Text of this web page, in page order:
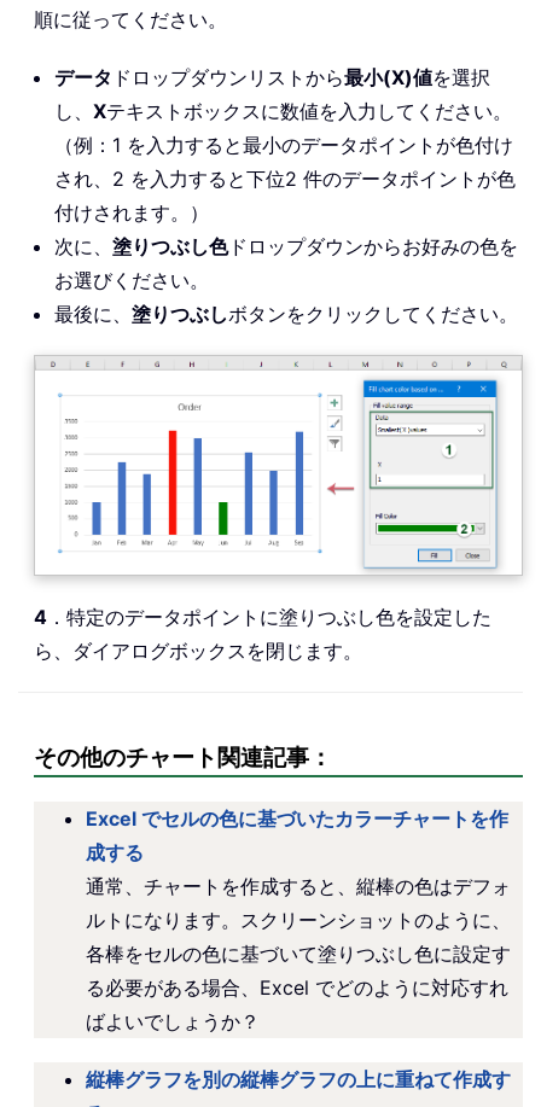
順に従ってください。
データ ドロップダウンリストから最小(X)値を選択
し、 Xテキストボックスに数値を入力してください。
（例：1 を入力すると最小のデータポイントが色付け
され、2 を入力すると下位2 件のデータポイントが色
付けされます。）
次に、 塗りつぶし色ドロップダウンからお好みの色を
お選びください。
最後に、 塗りつぶしボタンをクリックしてください。
4 ．特定のデータポイントに塗りつぶし色を設定した
ら、ダイアログボックスを閉じます。
その他のチャート関連記事：
Excel でセルの色に基づいたカラーチャートを作
成する
通常、チャートを作成すると、縦棒の色はデフォ
ルトになります。スクリーンショットのように、
各棒をセルの色に基づいて塗りつぶし色に設定す
る必要がある場合、Excel でどのように対応すれ
ばよいでしょうか？
縦棒グラフを別の縦棒グラフの上に重ねて作成す